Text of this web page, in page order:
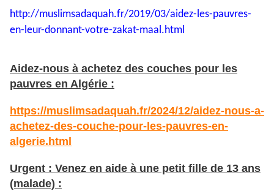
http://muslimsadaquah.fr/2019/03/aidez-les-pauvres-
en-leur-donnant-votre-zakat-maal.html
Aidez-nous à achetez des couches pour les
pauvres en Algérie :
https://muslimsadaquah.fr/2024/12/aidez-nous-a-
achetez-des-couche-pour-les-pauvres-en-
algerie.html
Urgent : Venez en aide à une petit fille de 13 ans
(malade) :